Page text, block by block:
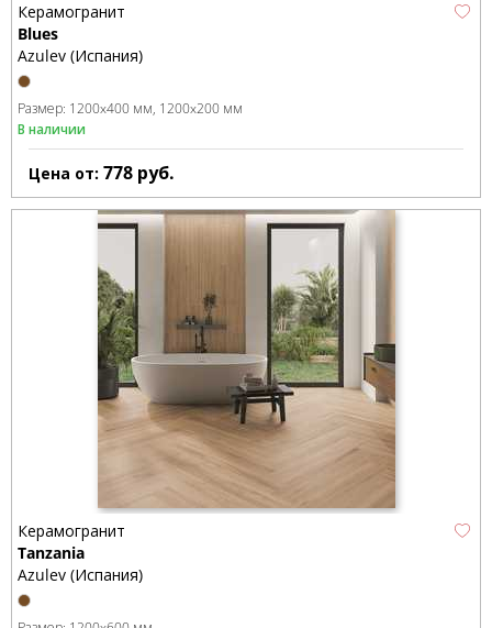
Керамогранит
Blues
Azulev (Испания)
Размер: 1200x400 мм 1200x200 мм
В наличии
Цена от: 778 руб.
Керамогранит
Tanzania
Azulev (Испания)